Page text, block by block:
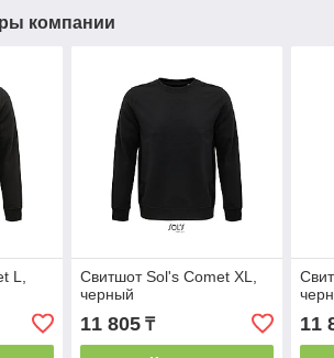
компании
L,
Свитшот Sol's Comet XL,
черный
11 805₸ 11